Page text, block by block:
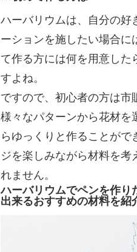
ハーバリウムは、自分の好
ーションを施したい場合
て作る方には何を用意し
すよね。
ですので、初心者の方は市
様々なパターンから花材
らゆっくりと作ることが
ジを楽しみながら材料を
れません。
ハーバリウムでペンを作り
出来るおすすめの材料を紹